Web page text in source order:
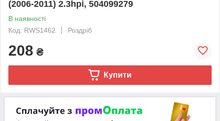
(2006-2011) 2.3hpi, 504099279
В наявності
Код: RWS1462
Роздріб
208 ₴
Купити